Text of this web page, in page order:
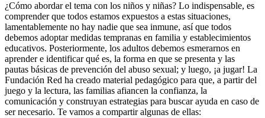
¿Cómo abordar el tema con los niños y niñas? Lo indispensable, es
comprender que todos estamos expuestos a estas situaciones,
lamentablemente no hay nadie que sea inmune, así que todos
debemos adoptar medidas tempranas en familia y establecimientos
educativos. Posteriormente, los adultos debemos esmerarnos en
aprender e identificar qué es, la forma en que se presenta y las
pautas básicas de prevención del abuso sexual; y luego, ¡a jugar! La
Fundación Red ha creado material pedagógico para que, a partir del
juego y la lectura, las familias afiancen la confianza, la
comunicación y construyan estrategias para buscar ayuda en caso de
ser necesario. Te vamos a compartir algunas de ellas: